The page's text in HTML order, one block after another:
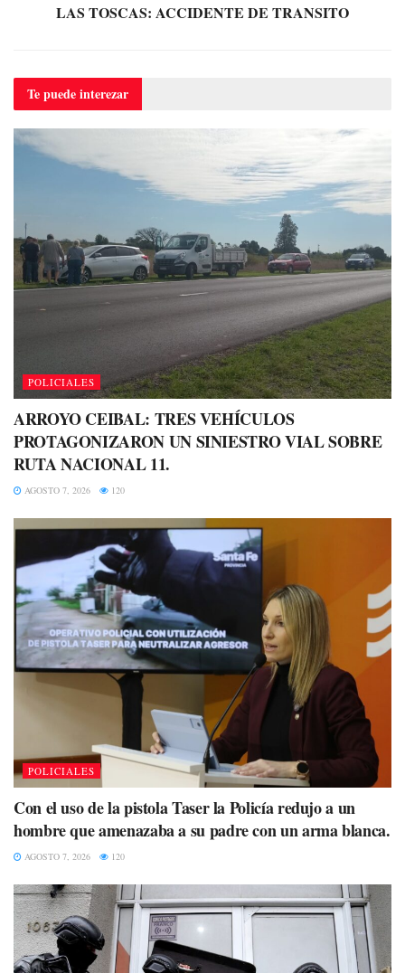
LAS TOSCAS: ACCIDENTE DE TRANSITO
Te puedeinterezar
POLICIALES
ARROYO CEIBAL: TRES VEHÍCULOS
PROTAGONIZARON UN SINIESTRO VIAL SOBRE
RUTA NACIONAL 11.
AGOSTO 7, 2026 120
POLICIALES
Con el uso de la pistola Taser la Policía redujo a un
hombre que amenazaba a su padre con un arma blanca.
AGOSTO 7, 2026 120